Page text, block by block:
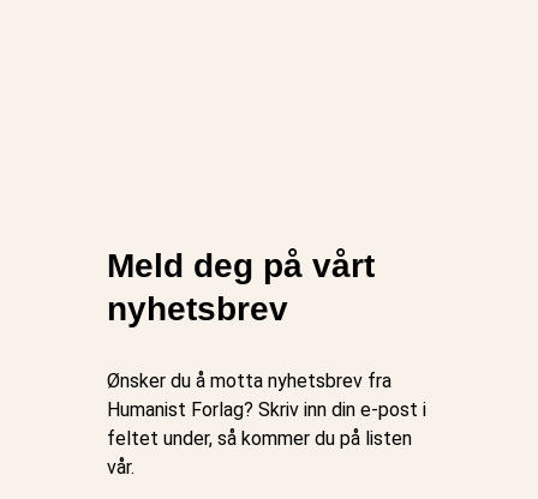
Meld deg på vårt
nyhetsbrev
Ønsker du å motta nyhetsbrev fra
Humanist Forlag? Skriv inn din e-post i
feltet under, så kommer du på listen
vår.